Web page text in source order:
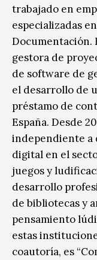
trabajado en
especializadas
Documentación.
gestora de
de software de
el desarrollo de
préstamo de
España. Desde
independiente a
digital en el
juegos y
desarrollo
de bibliotecas y
pensamiento
estas
coautoría, es